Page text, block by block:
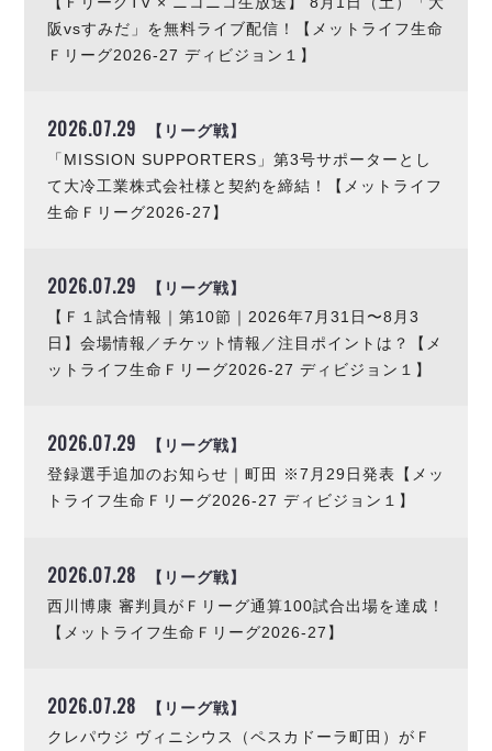
阪vsすみだ」を無料ライブ配信！【メットライフ生命
Ｆリーグ2026-27 ディビジョン１】
2026.07.29 【リーグ戦】
「MISSION SUPPORTERS」第3号サポーターとし
て大冷工業株式会社様と契約を締結！【メットライフ
生命Ｆリーグ2026-27】
2026.07.29 【リーグ戦】
【Ｆ１試合情報｜第10節｜2026年7月31日〜8月3
日】会場情報／チケット情報／注目ポイントは？【メ
ットライフ生命Ｆリーグ2026-27 ディビジョン１】
2026.07.29 【リーグ戦】
登録選手追加のお知らせ｜町田 ※7月29日発表【メッ
トライフ生命Ｆリーグ2026-27 ディビジョン１】
2026.07.28 【リーグ戦】
西川博康 審判員がＦリーグ通算100試合出場を達成！
【メットライフ生命Ｆリーグ2026-27】
2026.07.28 【リーグ戦】
クレパウジ ヴィニシウス（ペスカドーラ町田）がＦ